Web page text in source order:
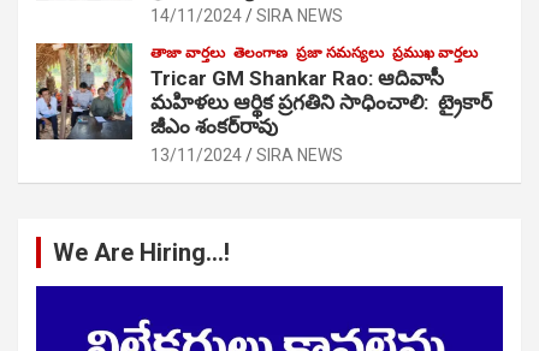
14/11/2024 SIRA NEWS
తాజా వార్తలు తెలంగాణ ప్రజా సమస్యలు ప్రముఖ వార్తలు
Tricar GM Shankar Rao: ఆదివాసీ
మహిళలు ఆర్థిక ప్రగతిని సాధించాలి: ట్రైకార్
జీఎం శంకర్‌రావు
13/11/2024 SIRA NEWS
We Are Hiring…!